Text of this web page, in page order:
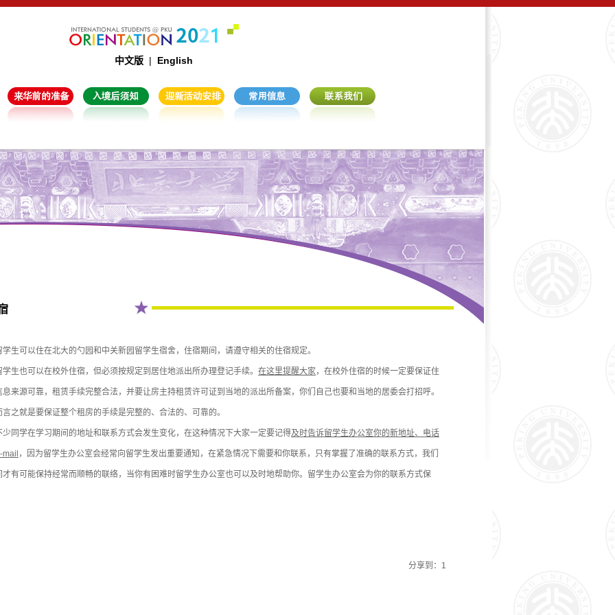
中文版 | English
生可以住在北大的勺园和中关新园留学生宿舍，住宿期间，请遵守相关的住宿规定。
生也可以在校外住宿，但必须按规定到居住地派出所办理登记手续。 在这里提醒大家，在校外住宿的时候一定要保证住
息来源可靠，租赁手续完整合法，并要让房主持租赁许可证到当地的派出所备案，你们自己也要和当地的居委会打招呼。
言之就是要保证整个租房的手续是完整的、合法的、可靠的。
同学在学习期间的地址和联系方式会发生变化，在这种情况下大家一定要记得及时告诉留学生办公室你的新地址、电话
mail ，因为留学生办公室会经常向留学生发出重要通知，在紧急情况下需要和你联系，只有掌握了准确的联系方式，我们
才有可能保持经常而顺畅的联络，当你有困难时留学生办公室也可以及时地帮助你。留学生办公室会为你的联系方式保
分享到： 1